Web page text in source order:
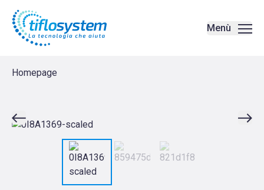
Menù
Homepage